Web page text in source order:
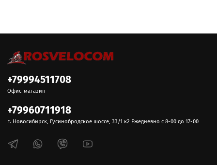
+79994511708
Офис-магазин
+79960711918
г. Новосибирск, Гусинобродское шоссе, 33/1 к2 Ежедневно с 8-00 до 17-00